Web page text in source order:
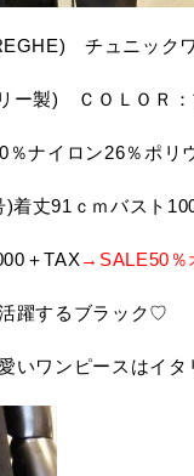
チュニック
ー製) ＣＯＬＯＲ：
％ナイロン26％ポリ
)着丈91ｃｍバスト
＋TAX→SALE50％
躍するブラック♡
いワンピースはイタ